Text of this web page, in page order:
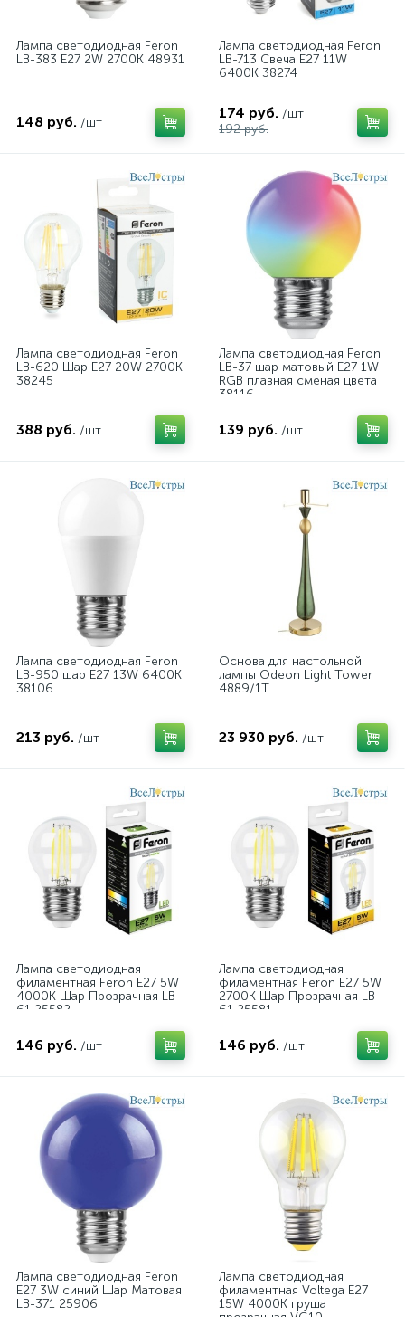
Лампа светодиодная Feron
LB-383 E27 2W 2700K 48931
148 руб. /шт
Лампа светодиодная Feron
LB-713 Свеча E27 11W
6400K 38274
174 руб. /шт
192 руб.
Лампа светодиодная Feron
LB-620 Шар E27 20W 2700K
38245
388 руб. /шт
Лампа светодиодная Feron
LB-37 шар матовый E27 1W
RGB плавная сменая цвета
38116
139 руб. /шт
Лампа светодиодная Feron
LB-950 шар E27 13W 6400K
38106
213 руб. /шт
Основа для настольной
лампы Odeon Light Tower
4889/1T
23 930 руб. /шт
Лампа светодиодная
филаментная Feron E27 5W
4000K Шар Прозрачная LB-
61 25582
146 руб. /шт
Лампа светодиодная
филаментная Feron E27 5W
2700K Шар Прозрачная LB-
61 25581
146 руб. /шт
Лампа светодиодная Feron
E27 3W синий Шар Матовая
LB-371 25906
Лампа светодиодная
филаментная Voltega E27
15W 4000К груша
прозрачная VG10-